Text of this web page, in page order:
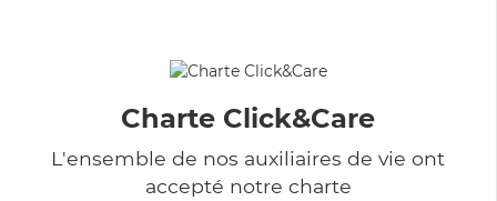
Charte Click&Care
L'ensemble de nos auxiliaires de vie ont
accepté notre charte